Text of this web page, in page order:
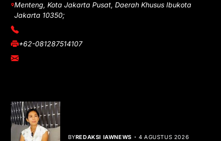
Menteng, Kota Jakarta Pusat, Daerah Khusus Ibukota
Jakarta 10350;
(021) 3908026
+62-081287514107
adm@iawnews.com
BYREDAKSI IAWNEWS 4 AGUSTUS 2026